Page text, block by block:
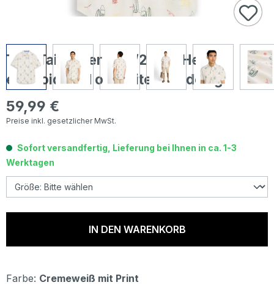
Tom Tailor Herren 1/2 Arm Hemd
embroidered offwhite surf design
Regulärer Preis:
59,99 €
Preise inkl. gesetzlicher MwSt.
Sofort versandfertig, Lieferung bei Ihnen in ca. 1-3
Werktagen
IN DEN WARENKORB
Farbe: Cremeweiß mit Print